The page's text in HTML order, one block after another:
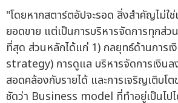
"โดยหากสตาร์ตอัปจะรอด สิ่งสำคัญไม่ใ
ยอดขาย แต่เป็นการบริหารจัดการทุกส่ว
ที่สุด ส่วนหลักได้แก่ 1) กลยุทธ์ด้านการ
strategy) การดูแล บริหารจัดการเงินล
สอดคล้องกับรายได้ และการเจริญเติบโ
ชัดว่า Business model ที่ทำอยู่เป็นไป